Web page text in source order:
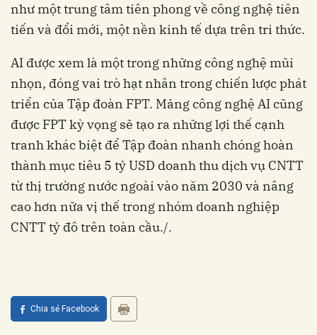
như một trung tâm tiên phong về công nghệ tiên
nhọn, đóng vai trò hạt nhân trong chiến lược phát
triển của Tập đoàn FPT. Mảng công nghệ AI cũng
được FPT kỳ vọng sẽ tạo ra những lợi thế cạnh
tranh khác biệt để Tập đoàn nhanh chóng hoàn
thành mục tiêu 5 tỷ USD doanh thu dịch vụ CNTT
từ thị trường nước ngoài vào năm 2030 và nâng
cao hơn nữa vị thế trong nhóm doanh nghiệp
CNTT tỷ đô trên toàn cầu./.
Chia sẻ Facebook